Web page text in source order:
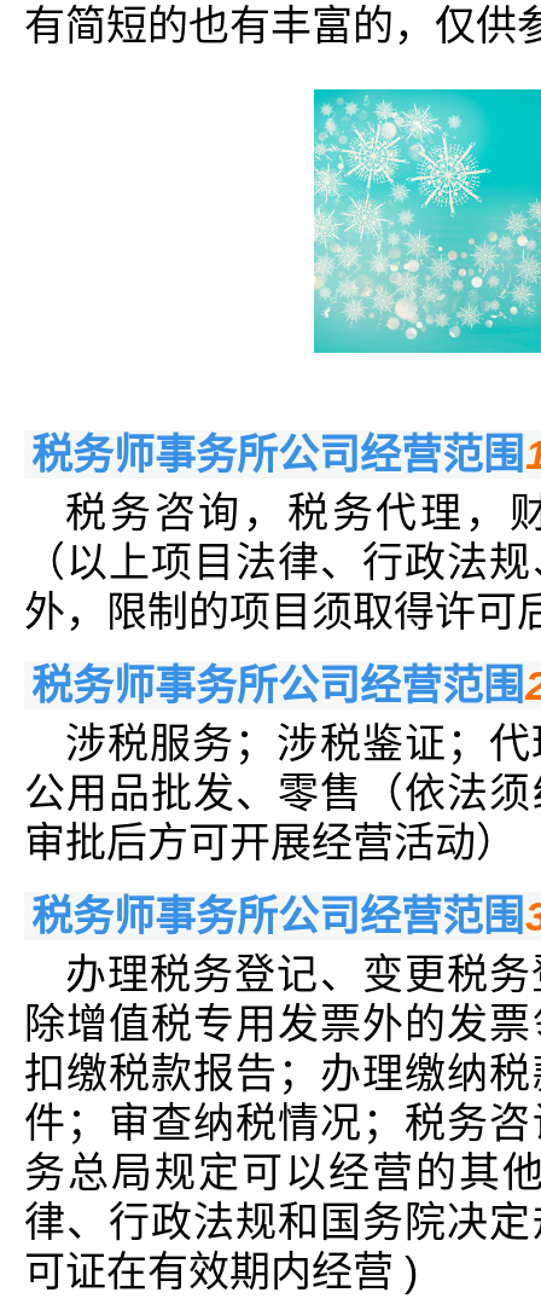
有简短的也有丰富的，仅供
税务师事务所公司经营范围
税务咨询，税务代理，
（以上项目法律、行政法
外，限制的项目须取得许可
税务师事务所公司经营范围
涉税服务；涉税鉴证；
公用品批发、零售（依法
审批后方可开展经营活动）
税务师事务所公司经营范围
办理税务登记、变更税
除增值税专用发票外的发
扣缴税款报告；办理缴纳
件；审查纳税情况；税务
务总局规定可以经营的其
律、行政法规和国务院决
可证在有效期内经营 )